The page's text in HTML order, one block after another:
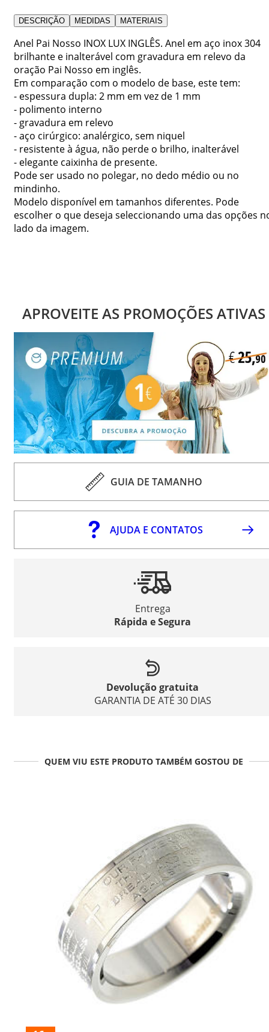
DESCRIÇÃO MEDIDAS MATERIAIS
Anel Pai Nosso INOX LUX INGLÊS. Anel em aço inox 304
brilhante e inalterável com gravadura em relevo da
oração Pai Nosso em inglês.
Em comparação com o modelo de base, este tem:
- espessura dupla: 2 mm em vez de 1 mm
- polimento interno
- gravadura em relevo
- aço cirúrgico: analérgico, sem niquel
- resistente à água, não perde o brilho, inalterável
- elegante caixinha de presente.
Pode ser usado no polegar, no dedo médio ou no
mindinho.
Modelo disponível em tamanhos diferentes. Pode
escolher o que deseja seleccionando uma das opções
lado da imagem.
APROVEITE AS PROMOÇÕES ATIVAS
GUIA DE TAMANHO
AJUDA E CONTATOS
Entrega
Rápida e Segura
Devolução gratuita
GARANTIA DE ATÉ 30 DIAS
QUEM VIU ESTE PRODUTO TAMBÉM GOSTOU DE